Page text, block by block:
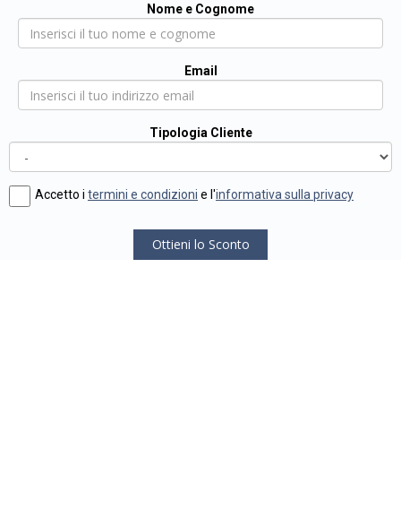
Nome e Cognome
Email
Tipologia Cliente
Accetto i termini e condizioni e l'informativa sulla privacy
Ottieni lo Sconto